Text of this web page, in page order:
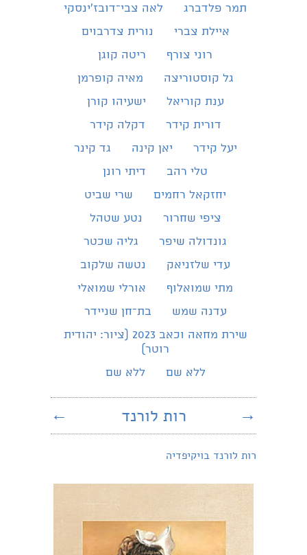
תמר פלדברג
לאה צבי־דובז׳ינסקי
איילת צברי
נורית צדרבוים
רוני צורף
ריטה קוגן
גל קוסטוריצה
מאיה קופרמן
ענת קוריאל
ישעיהו קורן
דורית קידר
דקלה קידר
יעל קידר
יאן קינה
גד קינר
טלי רהב
דיתי רונן
יחזקאל רחמים
שרי שביט
ציפי שחרור
נטע שטהל
גונדולה שיפר
גליה שכטר
עדי שלזניאק
נטשה שלקוב
מתי שמואלוף
אורלי שמואלי
עדנה שמש
בת־חן שניידר
שירת מחאה וכאב 2023 (ציור: יהודית
רוטר)
ללא שם
ללא שם
רות לורנד ← →
רות לורנד בויקיפדיה